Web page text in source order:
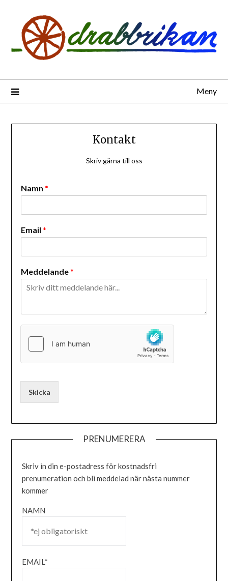
innehåll
Meny
Kontakt
Skriv gärna till oss
Namn *
Email *
Meddelande*
Skicka
PRENUMERERA
Skriv in din e-postadress för kostnadsfri
prenumeration och bli meddelad när nästa nummer
kommer
NAMN
EMAIL*